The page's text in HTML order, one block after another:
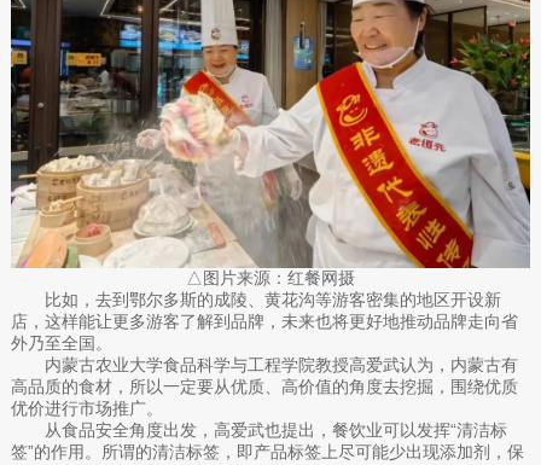
△图片来源：红餐网摄
比如，去到鄂尔多斯的成陵、黄花沟等游客密集的地区开设新
店，这样能让更多游客了解到品牌，未来也将更好地推动品牌走向省
外乃至全国。
内蒙古农业大学食品科学与工程学院教授高爱武认为，内蒙古有
高品质的食材，所以一定要从优质、高价值的角度去挖掘，围绕优质
优价进行市场推广。
从食品安全角度出发，高爱武也提出，餐饮业可以发挥“清洁标
签”的作用。所谓的清洁标签，即产品标签上尽可能少出现添加剂，保